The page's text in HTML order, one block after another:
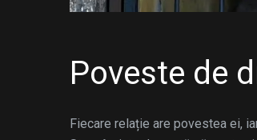
Poveste de
Fiecare relație are povestea ei,